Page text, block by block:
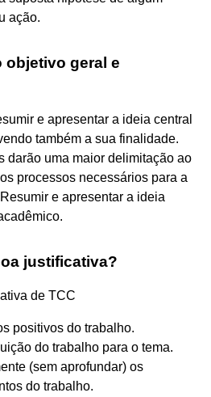
ação.
objetivo geral e
e apresentar a ideia central
também a sua finalidade.
darão uma maior delimitação ao
processos necessários para a
e apresentar a ideia
justificativa?
de TCC
positivos do trabalho.
do trabalho para o tema.
(sem aprofundar) os
do trabalho.